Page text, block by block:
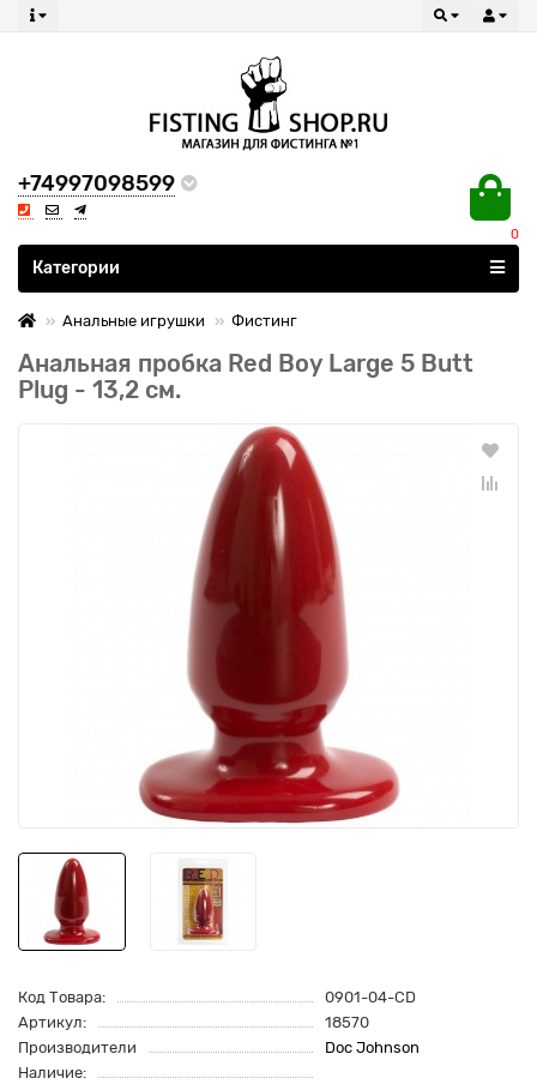
+74997098599
0
Все категории
Категории
Анальные игрушки Фистинг
Анальная пробка Red Boy Large 5 Butt
Plug - 13,2 см.
Код Товара:
0901-04-CD
Артикул:
18570
Производители
Doc Johnson
Наличие: